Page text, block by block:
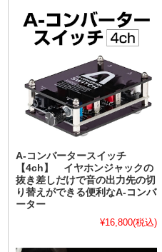
A-コンバータースイッチ
【4ch】 イヤホンジャックの
抜き差しだけで音の出力先の切
り替えができる便利なA-コンバ
ーター
¥16,800(税込)